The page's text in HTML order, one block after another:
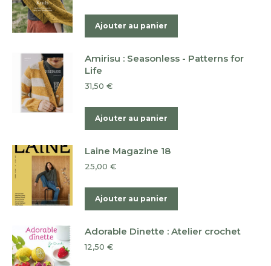
Ajouter au panier
Amirisu : Seasonless - Patterns for
Life
31,50 €
Ajouter au panier
Laine Magazine 18
25,00 €
Ajouter au panier
Adorable Dinette : Atelier crochet
12,50 €